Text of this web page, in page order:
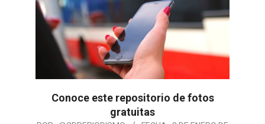
Conoce este repositorio de fotos
gratuitas